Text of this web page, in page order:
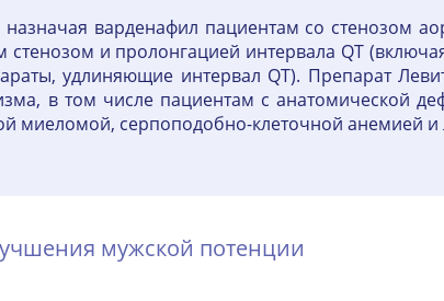
варденафил пациентам со стенозом
стенозом и пролонгацией интервала QT
удлиняющие интервал QT). Препарат
в том числе пациентам с анатомической
миеломой, серпоподобно-клеточной анемией и
мужской потенции